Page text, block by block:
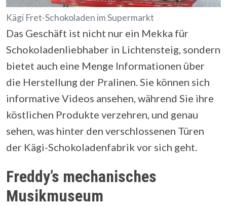
Kägi Fret-Schokoladen im Supermarkt
Das Geschäft ist nicht nur ein Mekka für
Schokoladenliebhaber in Lichtensteig, sondern
bietet auch eine Menge Informationen über
die Herstellung der Pralinen. Sie können sich
informative Videos ansehen, während Sie ihre
köstlichen Produkte verzehren, und genau
sehen, was hinter den verschlossenen Türen
der Kägi-Schokoladenfabrik vor sich geht.
Freddy’s mechanisches
Musikmuseum